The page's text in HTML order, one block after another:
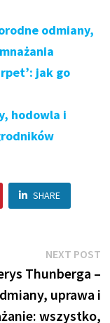
odmiany,
jak go
hodowla i
SHARE
NEXT POST
Thunberga –
uprawa i
wszystko,